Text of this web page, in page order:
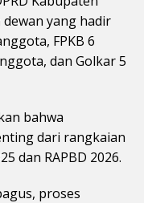
yang hadir
FPKB 6
dan Golkar 5
bahwa
dari rangkaian
dan RAPBD 2026.
proses